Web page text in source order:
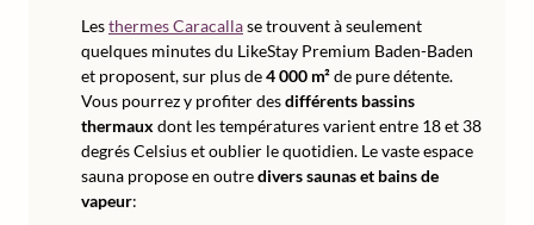
Lesthermes Caracallase trouvent à seulement
quelques minutes du LikeStay Premium Baden-Baden
et proposent, sur plus de4 000 m²de pure détente.
Vous pourrez y profiter desdifférents bassins
thermaux dont les températures varient entre 18 et 38
degrés Celsius et oublier le quotidien. Le vaste espace
sauna propose en outredivers saunas et bains de
vapeur: